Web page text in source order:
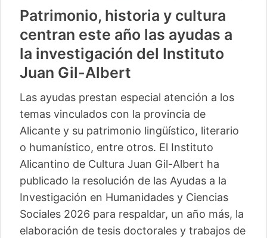
Patrimonio, historia y cultura
centran este año las ayudas a
la investigación del Instituto
Juan Gil-Albert
Las ayudas prestan especial atención a los
temas vinculados con la provincia de
Alicante y su patrimonio lingüístico, literario
o humanístico, entre otros. El Instituto
Alicantino de Cultura Juan Gil-Albert ha
publicado la resolución de las Ayudas a la
Investigación en Humanidades y Ciencias
Sociales 2026 para respaldar, un año más, la
elaboración de tesis doctorales y trabajos de